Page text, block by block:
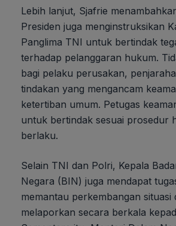
Lebih lanjut, Sjafrie
Presiden juga menginstruksikan
Panglima TNI untuk bertindak
terhadap pelanggaran hukum.
bagi pelaku perusakan,
tindakan yang mengancam
ketertiban umum. Petugas
untuk bertindak sesuai prosedur
berlaku.
Selain TNI dan Polri, Kepala
Negara (BIN) juga mendapat
memantau perkembangan situasi
melaporkan secara berkala